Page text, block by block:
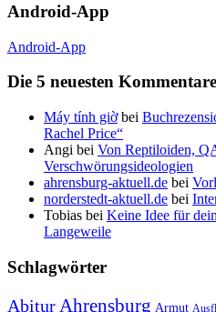
Android-App
Android-App
Die 5 neuesten Kommentare
Máy tính giờbei
Rachel Price“
Angi bei Von Reptiloiden,
Verschwörungsideologien
ahrensburg-aktuell.de bei
norderstedt-aktuell.de bei
Tobias bei Keine Idee für
Langeweile
Schlagwörter
Abitur Ahrensburg Armut